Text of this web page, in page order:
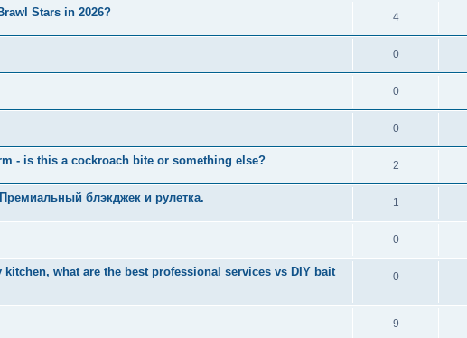
Stars in 2026? 4
0
0
0
- is this a cockroach bite or something else? 2
блэкджек и рулетка. 1
0
what are the best professional services vs DIY bait
0
9